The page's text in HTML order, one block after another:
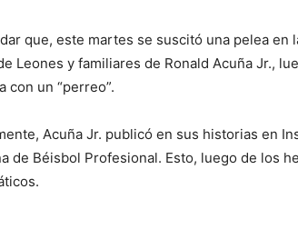
que, este martes se suscitó una pelea
Leones y familiares de Ronald Acuña Jr.,
con un “perreo”.
Acuña Jr. publicó en sus historias en
de Béisbol Profesional. Esto, luego de los